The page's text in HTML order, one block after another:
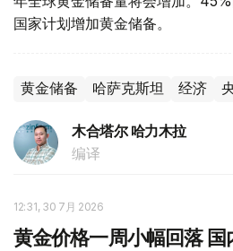
国家计划增加黄金储备。
黄金储备 哈萨克斯坦 经济
木合塔尔 哈力木拉
编译
12:31, 30 7月 2026
黄金价格一周小幅回落